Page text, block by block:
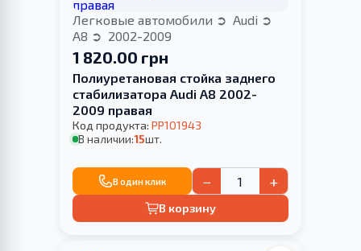
Легковые автомобили
Audi
A8
2002-2009
1 820.00 грн
Полиуретановая стойка заднего
стабилизатора Audi A8 2002-
2009 правая
Код продукта: PP101943
В наличии:15шт.
В один клик − +
В корзину